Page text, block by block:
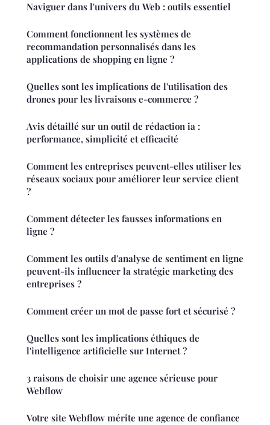
Naviguer dans l'univers du Web : outils essentiel
Comment fonctionnent les systèmes de
recommandation personnalisés dans les
applications de shopping en ligne ?
Quelles sont les implications de l'utilisation des
drones pour les livraisons e-commerce ?
Avis détaillé sur un outil de rédaction ia :
performance, simplicité et efficacité
Comment les entreprises peuvent-elles utiliser les
réseaux sociaux pour améliorer leur service client
?
Comment détecter les fausses informations en
ligne ?
Comment les outils d'analyse de sentiment en ligne
peuvent-ils influencer la stratégie marketing des
entreprises ?
Comment créer un mot de passe fort et sécurisé ?
Quelles sont les implications éthiques de
l'intelligence artificielle sur Internet ?
3 raisons de choisir une agence sérieuse pour
Webflow
Votre site Webflow mérite une agence de confiance